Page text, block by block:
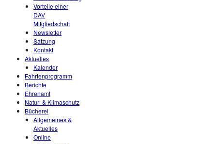
Vorteile einer
DAV
Mitgliedschaft
Newsletter
Satzung
Kontakt
Aktuelles
Kalender
Fahrtenprogramm
Berichte
Ehrenamt
Natur- & Klimaschutz
Bücherei
Allgemeines &
Aktuelles
Online